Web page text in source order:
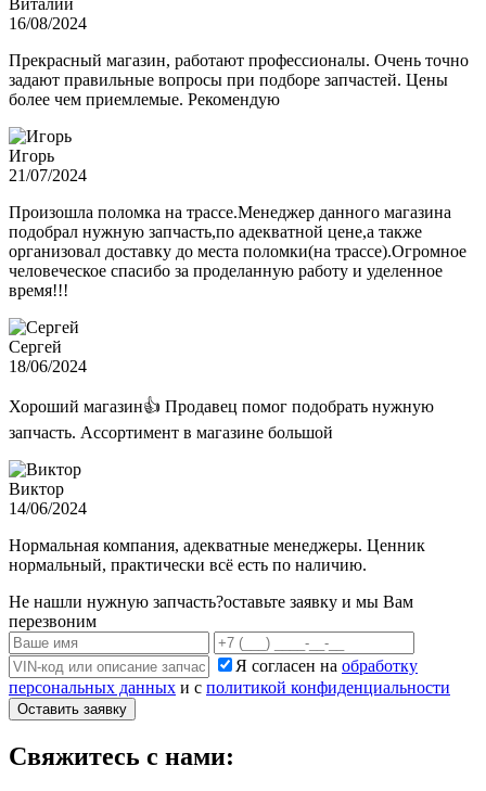
Виталий
16/08/2024
Прекрасный магазин, работают профессионалы. Очень точно
задают правильные вопросы при подборе запчастей. Цены
более чем приемлемые. Рекомендую
Игорь
21/07/2024
Произошла поломка на трассе.Менеджер данного магазина
подобрал нужную запчасть,по адекватной цене,а также
организовал доставку до места поломки(на трассе).Огромное
человеческое спасибо за проделанную работу и уделенное
время!!!
Сергей
18/06/2024
Хороший магазин👍 Продавец помог подобрать нужную
запчасть. Ассортимент в магазине большой
Виктор
14/06/2024
Нормальная компания, адекватные менеджеры. Ценник
нормальный, практически всё есть по наличию.
Не нашли нужную запчасть?оставьте заявку и мы Вам
перезвоним
Я согласен на обработку
персональных данных и с политикой конфиденциальности
Оставить заявку
Свяжитесь с нами: